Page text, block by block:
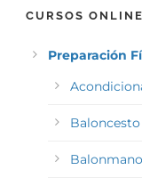
CURSOS ONLINE
Preparación
Baloncesto
Balonmano